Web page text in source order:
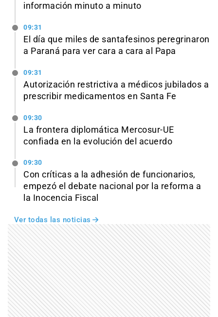
información minuto a minuto
09:31
El día que miles de santafesinos peregrinaron
a Paraná para ver cara a cara al Papa
09:31
Autorización restrictiva a médicos jubilados a
prescribir medicamentos en Santa Fe
09:30
La frontera diplomática Mercosur-UE
confiada en la evolución del acuerdo
09:30
Con críticas a la adhesión de funcionarios,
empezó el debate nacional por la reforma a
la Inocencia Fiscal
Ver todas las noticias